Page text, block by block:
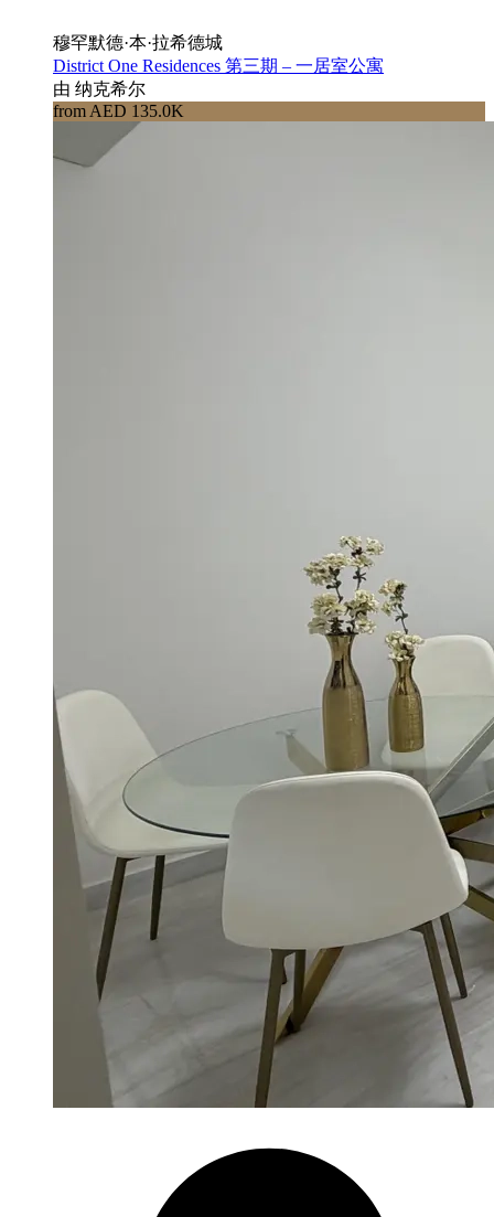
穆罕默德·本·拉希德城
District One Residences 第三期 – 一居室公寓
由 纳克希尔
from AED 135.0K